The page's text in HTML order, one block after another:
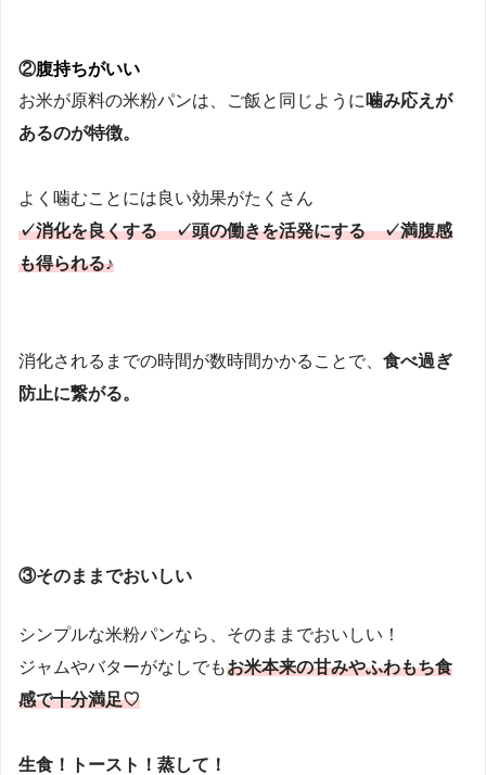
②腹持ちがいい
お米が原料の米粉パンは、ご飯と同じように 噛み応えが
あるのが特徴。
よく噛むことには良い効果がたくさん
✓消化を良くする ✓頭の働きを活発にする ✓満腹感
も得られる♪
消化されるまでの時間が数時間かかることで、 食べ過ぎ
防止に繋がる。
③そのままでおいしい
シンプルな米粉パンなら、そのままでおいしい！
ジャムやバターがなしでもお米本来の甘みやふわもち食
感で十分満足♡
生食！トースト！蒸して！